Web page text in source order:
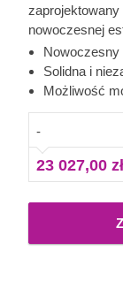
nowoczesnej
smukła
sprawiają, że ta
cennym
Nowoczesny
Solidna i
Możliwość
-
23 027,00 zł